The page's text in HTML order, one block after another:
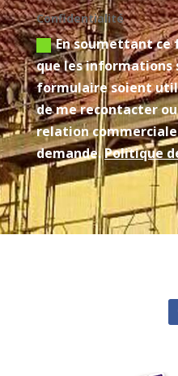
Confidentialité
En soumettant
que les informations
formulaire soient
de me recontacter
relation
demande.Politique